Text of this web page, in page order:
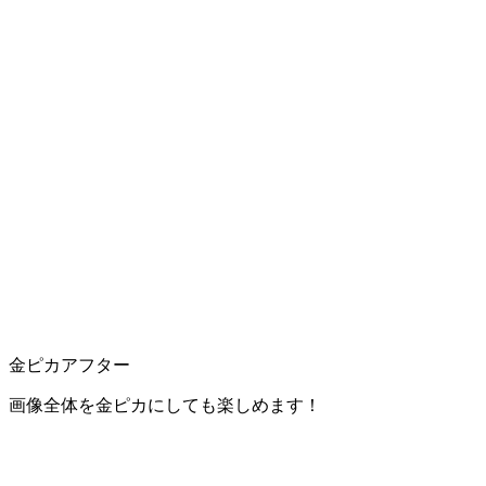
金ピカアフター
画像全体を金ピカにしても楽しめます！